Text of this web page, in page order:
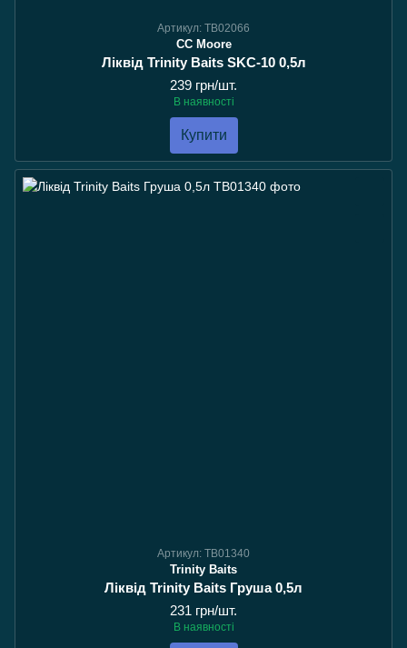
Артикул: TB02066
CC Moore
Ліквід Trinity Baits SKC-10 0,5л
239 грн/шт.
В наявності
Купити
Артикул: TB01340
Trinity Baits
Ліквід Trinity Baits Груша 0,5л
231 грн/шт.
В наявності